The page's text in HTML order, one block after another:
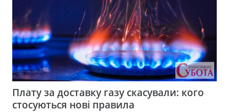
Плату за доставку газу скасували: кого
стосуються нові правила